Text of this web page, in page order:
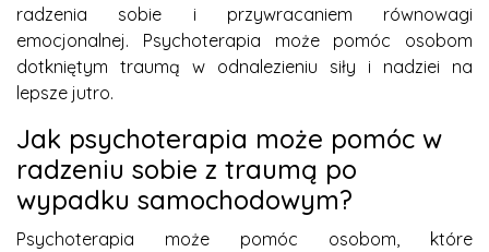
radzenia sobie i przywracaniem równowagi
emocjonalnej. Psychoterapia może pomóc osobom
dotkniętym traumą w odnalezieniu siły i nadziei na
lepsze jutro.
Jak psychoterapia może pomóc w
radzeniu sobie z traumą po
wypadku samochodowym?
Psychoterapia może pomóc osobom, które